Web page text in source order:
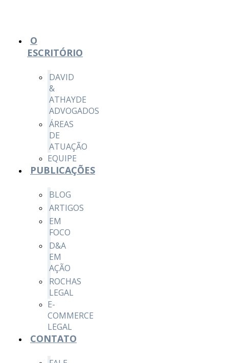
O
ESCRITÓRIO
DAVID
&
ATHAYDE
ADVOGADOS
ÁREAS
DE
ATUAÇÃO
EQUIPE
PUBLICAÇÕES
BLOG
ARTIGOS
EM
FOCO
D&A
EM
AÇÃO
ROCHAS
LEGAL
E-
COMMERCE
LEGAL
CONTATO